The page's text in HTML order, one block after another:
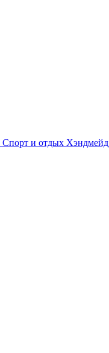
Спорт и отдых Хэндмейд